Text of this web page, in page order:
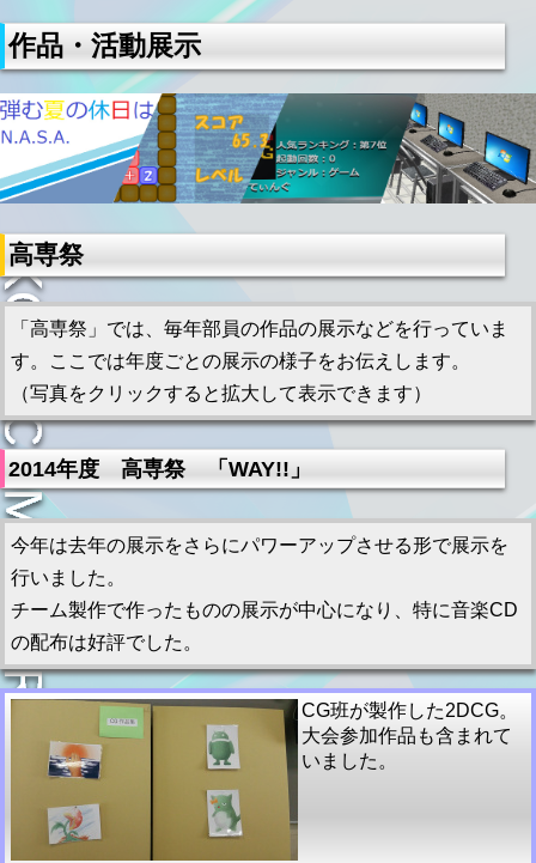
作品・活動展示
高専祭
「高専祭」では、毎年部員の作品の展示などを行っていま
す。ここでは年度ごとの展示の様子をお伝えします。
（写真をクリックすると拡大して表示できます）
2014年度 高専祭 「WAY!!」
今年は去年の展示をさらにパワーアップさせる形で展示を
行いました。
チーム製作で作ったものの展示が中心になり、特に音楽CD
の配布は好評でした。
CG班が製作した2DCG。
大会参加作品も含まれて
いました。